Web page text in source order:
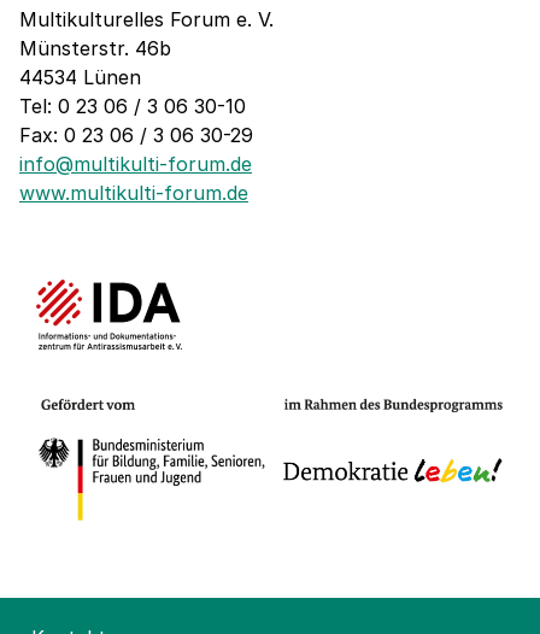
Multikulturelles Forum e. V.
Münsterstr. 46b
44534 Lünen
Tel: 0 23 06 / 3 06 30-10
Fax: 0 23 06 / 3 06 30-29
info@multikulti-forum.de
www.multikulti-forum.de